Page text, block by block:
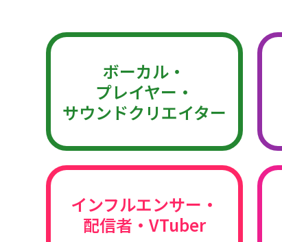
ボーカル・
プレイヤー・
サウンドクリエイター
インフルエンサー・
配信者・VTuber